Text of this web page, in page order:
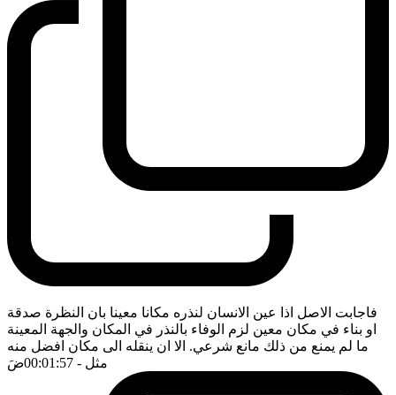
فاجابت الاصل اذا عين الانسان لنذره مكانا معينا بان النظرة صدقة
او بناء في مكان معين لزم الوفاء بالنذر في المكان والجهة المعينة
ما لم يمنع من ذلك مانع شرعي. الا ان ينقله الى مكان افضل منه
مثل - 00:01:57 ضَ